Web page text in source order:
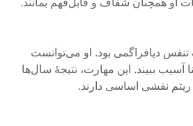
او همچنان شفاف و قابل‌فهم بمانند.
تنفس دیافراگمی بود. او می‌توانست
آسیب ببیند. این مهارت، نتیجهٔ سال‌ها
نقشی اساسی دارند.